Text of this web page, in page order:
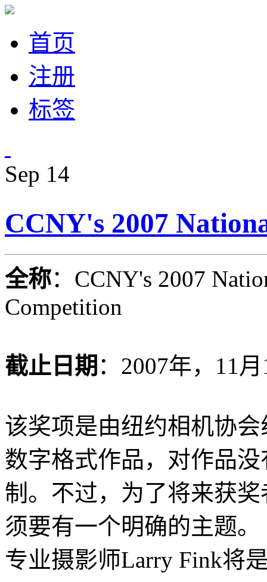
首页
注册
标签
Sep 14
CCNY's 2007
全称：CCNY's 2007
Competition
截止日期 ：2007年，11
该奖项是由纽约相机协
数字格式作品，对作品
制。不过，为了将来获
须要有一个明确的主题。
专业摄影师Larry Fink将